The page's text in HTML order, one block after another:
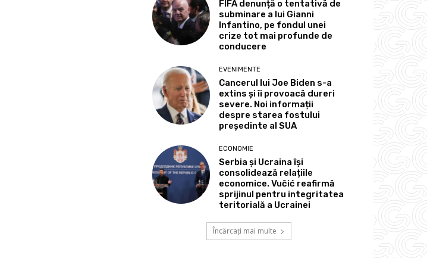
FIFA denunță o tentativă de
subminare a lui Gianni
Infantino, pe fondul unei
crize tot mai profunde de
conducere
EVENIMENTE
Cancerul lui Joe Biden s-a
extins și îi provoacă dureri
severe. Noi informații
despre starea fostului
președinte al SUA
ECONOMIE
Serbia și Ucraina își
consolidează relațiile
economice. Vučić reafirmă
sprijinul pentru integritatea
teritorială a Ucrainei
Încărcați mai multe